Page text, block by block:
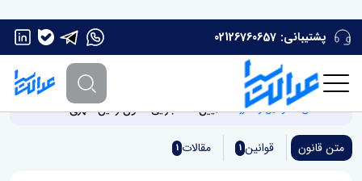
پشتیبانی: 02126760657
صفحه اصلی قوانین و مقررات آیین‌نامه اجرایی قانون زمین شهری
متن قانون قوانین 1 مقالات 1